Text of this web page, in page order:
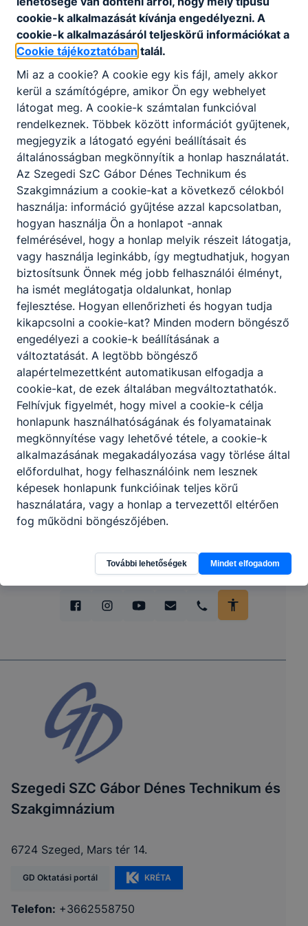
Megosztás
Partnereink
Szegedi SZC Gábor Dénes Technikum és
Szakgimnázium
6724 Szeged, Mars tér 14.
GD Oktatási portál KRÉTA
Telefon: +3662558750
cookie-k alkalmazását kívánja engedélyezni. A
cookie-k alkalmazásáról teljeskörű információkat a
Cookie tájékoztatóban talál.
Mi az a cookie? A cookie egy kis fájl, amely akkor
kerül a számítógépre, amikor Ön egy webhelyet
látogat meg. A cookie-k számtalan funkcióval
rendelkeznek. Többek között információt gyűjtenek,
megjegyzik a látogató egyéni beállításait és
általánosságban megkönnyítik a honlap használatát.
Az Szegedi SzC Gábor Dénes Technikum és
Szakgimnázium a cookie-kat a következő célokból
használja: információ gyűjtése azzal kapcsolatban,
hogyan használja Ön a honlapot -annak
felmérésével, hogy a honlap melyik részeit látogatja,
vagy használja leginkább, így megtudhatjuk, hogyan
biztosítsunk Önnek még jobb felhasználói élményt,
ha ismét meglátogatja oldalunkat, honlap
fejlesztése. Hogyan ellenőrizheti és hogyan tudja
kikapcsolni a cookie-kat? Minden modern böngésző
engedélyezi a cookie-k beállításának a
változtatását. A legtöbb böngésző
alapértelmezettként automatikusan elfogadja a
cookie-kat, de ezek általában megváltoztathatók.
Felhívjuk figyelmét, hogy mivel a cookie-k célja
honlapunk használhatóságának és folyamatainak
megkönnyítése vagy lehetővé tétele, a cookie-k
alkalmazásának megakadályozása vagy törlése által
előfordulhat, hogy felhasználóink nem lesznek
képesek honlapunk funkcióinak teljes körű
használatára, vagy a honlap a tervezettől eltérően
fog működni böngészőjében.
További lehetőségek Mindet elfogadom